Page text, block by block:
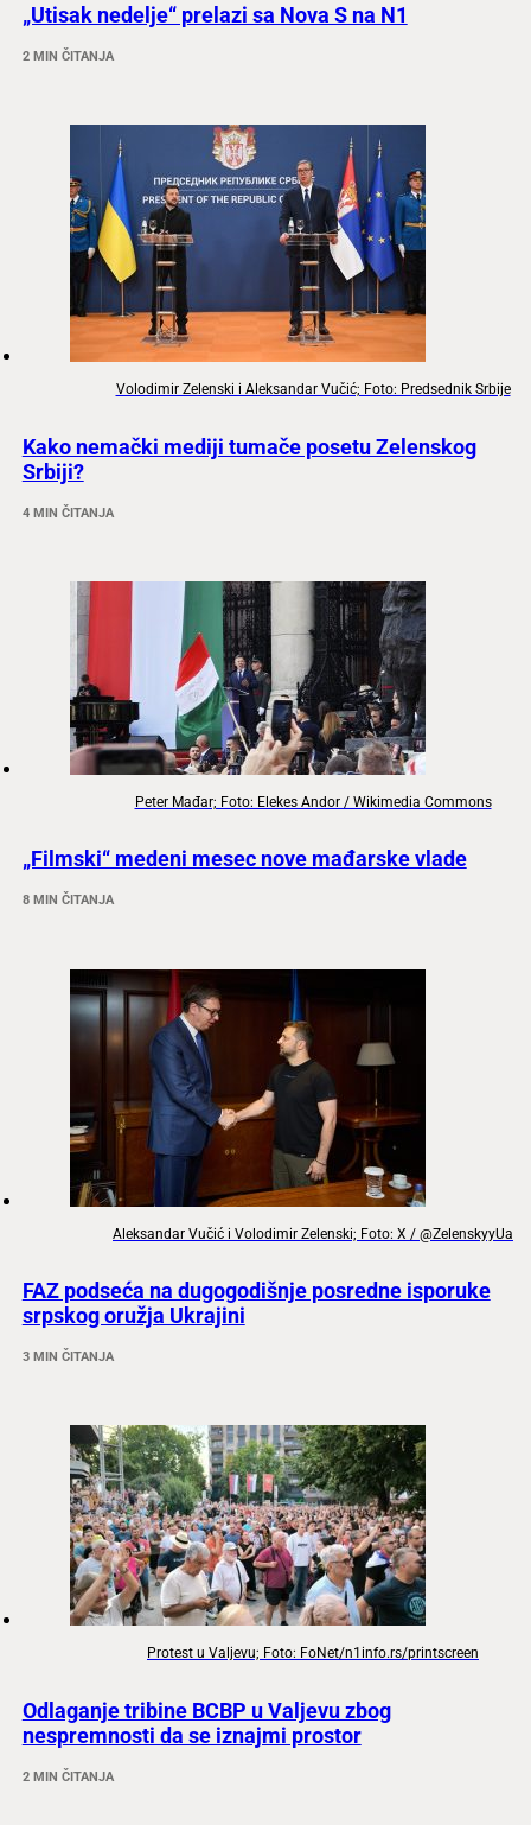
„Utisak nedelje“ prelazi sa Nova S na N1
2 MIN ČITANJA
Volodimir Zelenski i Aleksandar Vučić; Foto: Predsednik Srbije
Kako nemački mediji tumače posetu Zelenskog
Srbiji?
4 MIN ČITANJA
Peter Mađar; Foto: Elekes Andor / Wikimedia Commons
„Filmski“ medeni mesec nove mađarske vlade
8 MIN ČITANJA
Aleksandar Vučić i Volodimir Zelenski; Foto: X / @ZelenskyyUa
FAZ podseća na dugogodišnje posredne isporuke
srpskog oružja Ukrajini
3 MIN ČITANJA
Protest u Valjevu; Foto: FoNet/n1info.rs/printscreen
Odlaganje tribine BCBP u Valjevu zbog
nespremnosti da se iznajmi prostor
2 MIN ČITANJA